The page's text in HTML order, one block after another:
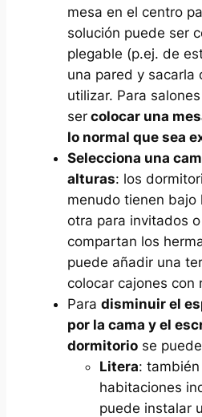
mesa en el centro
solución puede ser
plegable (p.ej. de
una pared y sacarla
utilizar. Para
sercolocar una
lo normal que sea
Selecciona una
alturas: los
menudo tienen bajo
otra para invitados
compartan los
puede añadir una
colocar cajones con
Para disminuir el
por la cama y el
dormitoriose
Litera:
habitaciones
puede instalar